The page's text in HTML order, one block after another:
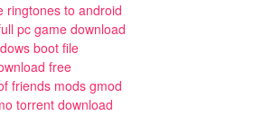
ringtones to android
pc game download
boot file
free
friends mods gmod
torrent download